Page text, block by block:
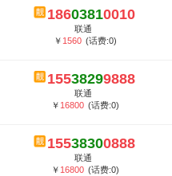
18603810010
联通
￥ 1560 (话费:0)
15538299888
联通
￥ 16800 (话费:0)
15538300888
联通
￥ 16800 (话费:0)